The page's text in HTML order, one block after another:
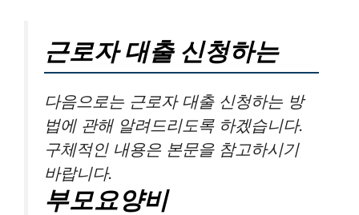
근로자 대출 신청하는
다음으로는 근로자 대출 신청하는 방
법에 관해 알려드리도록 하겠습니다.
구체적인 내용은 본문을 참고하시기
바랍니다.
부모요양비